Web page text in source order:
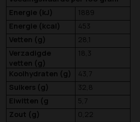
Energie (kJ)
1889
Energie (kcal)
453
Vetten (g)
28,1
Verzadigde
vetten (g)
18,3
Koolhydraten (g)
43,7
Suikers (g)
32,8
Eiwitten (g
5,7
Zout (g)
0,22